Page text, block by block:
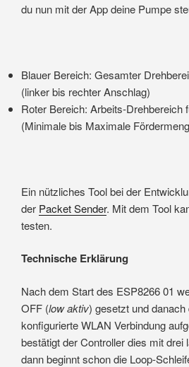
du nun mit der App deine Pumpe
Blauer Bereich: Gesamter
(linker bis rechter Anschlag)
Roter Bereich: Arbeits-Drehbereich
(Minimale bis Maximale
Ein nützliches Tool bei der
der Packet Sender. Mit dem Tool
testen.
Technische Erklärung
Nach dem Start des ESP8266 01
OFF (low aktiv) gesetzt und danach
konfigurierte WLAN Verbindung
bestätigt der Controller dies mit drei
dann beginnt schon die Loop-